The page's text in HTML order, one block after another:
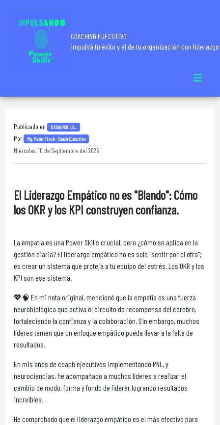
COACHING EJECUTIVO
impulsá tu éxito y el de tu organización con
Publicado en DESARROLLO...
Por Mg. Pablo Fisch - Coach Ejecutivo
Miércoles, 10 de Septiembre del 2025
El Liderazgo Empático no es "Blando": Cómo
los OKR y los KPI construyen confianza.
La empatía es una Power Skills crucial, pero ¿cómo se aplica en la
gestión diaria? El liderazgo empático no es solo "sentir por el otro";
es crear un sistema que proteja a tu equipo del estrés. Los OKR y los
KPI son ese sistema.
💖🧠 En mi nota original, mencioné que la empatía es una fuerza
neurobiológica que activa el circuito de recompensa del cerebro,
fortaleciendo la confianza y la colaboración. Sin embargo, muchos
líderes temen que un enfoque empático pueda llevar a la falta de
resultados.
En mis años de coach ejecutivos implementando PNL, y
neurociencias, he acompañado a muchos líderes a realizar el
cambio de modo, forma y fondo de liderar logrando resultados
increíbles.
He comprobado que el liderazgo empático es el más efectivo para